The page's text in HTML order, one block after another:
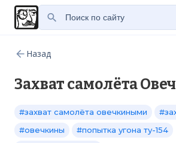
Назад
Захват самолёта
#захват самолёта овечкиными
#овечкины
#попытка угона ту-154